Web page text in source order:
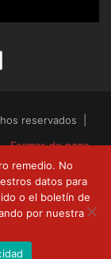
reservados |
Formas de pago
remedio. No
datos para
o el boletín de
por nuestra